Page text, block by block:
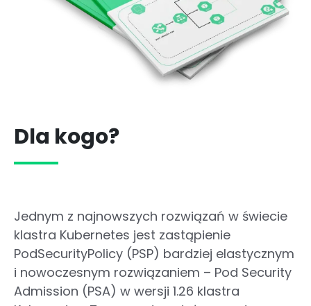
Dla kogo?
Jednym z najnowszych rozwiązań w świecie
klastra Kubernetes jest zastąpienie
PodSecurityPolicy (PSP) bardziej elastycznym
i nowoczesnym rozwiązaniem – Pod Security
Admission (PSA) w wersji 1.26 klastra